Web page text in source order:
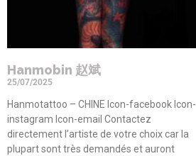
Hanmobin 赵斌
25/07/2025
Hanmotattoo – CHINE Icon-facebook Icon-
instagram Icon-email Contactez
directement l’artiste de votre choix car la
plupart sont très demandés et auront